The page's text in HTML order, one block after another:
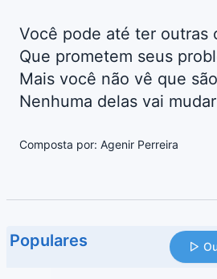
Você pode até ter outras
Que prometem seus
Mais você não vê que
Nenhuma delas vai
Composta por: Agenir Perreira
Populares